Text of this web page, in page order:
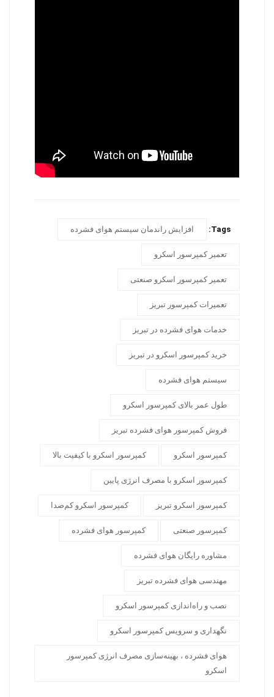
Tags: افزایش راندمان سیستم هوای فشرده
تعمیر کمپرسور اسکرو
تعمیر کمپرسور اسکرو صنعتی
تعمیرات کمپرسور تبریز
خدمات هوای فشرده در تبریز
خرید کمپرسور اسکرو در تبریز
سیستم هوای فشرده
طول عمر بالای کمپرسور اسکرو
فروش کمپرسور هوای فشرده تبریز
کمپرسور اسکرو کمپرسور اسکرو با کیفیت بالا
کمپرسور اسکرو با مصرف انرژی پایین
کمپرسور اسکرو تبریز کمپرسور اسکرو کم‌صدا
کمپرسور صنعتی کمپرسور هوای فشرده
مشاوره رایگان هوای فشرده
مهندسی هوای فشرده تبریز
نصب و راه‌اندازی کمپرسور اسکرو
نگهداری و سرویس کمپرسور اسکرو
هوای فشرده ، بهینه‌سازی مصرف انرژی کمپرسور
اسکرو